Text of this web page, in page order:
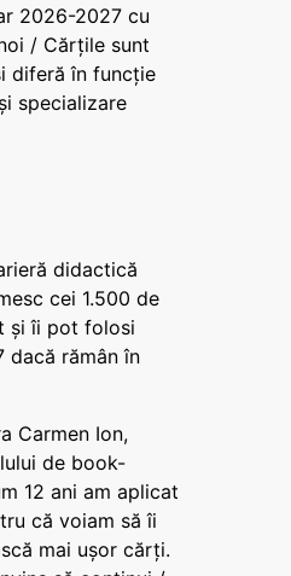
2026-2027 cu
/ Cărțile sunt
diferă în funcție
specializare
didactică
cei 1.500 de
și îi pot folosi
dacă rămân în
Carmen Ion,
de book-
12 ani am aplicat
că voiam să îi
mai ușor cărți.